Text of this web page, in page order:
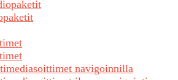
navigoinnilla